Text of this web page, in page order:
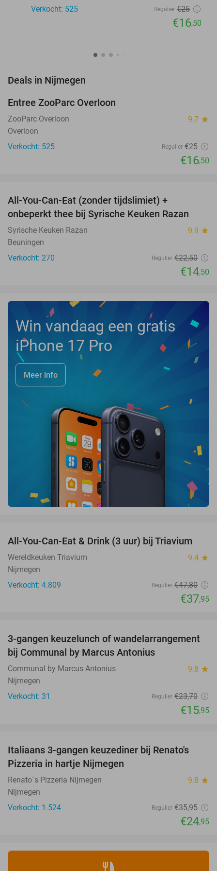
Verkocht: 525
Regulier €25
€16,50
Deals in Nijmegen
TODAY
Entree ZooParc Overloon
ZooParc Overloon 9.7 star
Overloon
Verkocht: 525
Regulier €25
€16,50
All-You-Can-Eat (zonder tijdslimiet) +
onbeperkt thee bij Syrische Keuken Razan
Syrische Keuken Razan 9.9 star
Beuningen
Verkocht: 270
Regulier €22,50
€14,50
Win vandaag een gratis
iPhone 17 Pro
Meer info
21%
All-You-Can-Eat & Drink (3 uur) bij Triavium
Wereldkeuken Triavium 9.4 star
Nijmegen
Verkocht: 4.809
Regulier €47,80
€37,95
33%
3-gangen keuzelunch of wandelarrangement
bij Communal by Marcus Antonius
Communal by Marcus Antonius 9.8 star
Nijmegen
Verkocht: 31
Regulier €23,70
€15,95
31%
Italiaans 3-gangen keuzediner bij Renato's
Pizzeria in hartje Nijmegen
Renato´s Pizzeria Nijmegen 9.8 star
Nijmegen
Verkocht: 1.524
Regulier €35,95
€24,95